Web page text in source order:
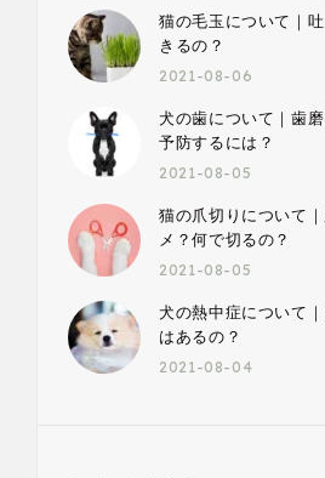
猫の毛玉について｜
きるの？
2021-08-06
犬の歯について｜歯
予防するには？
2021-08-05
猫の爪切りについて
メ？何で切るの？
2021-08-05
犬の熱中症について
はあるの？
2021-08-04